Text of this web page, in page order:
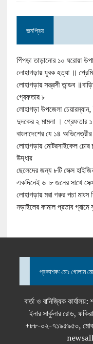
জনপ্রিয়
পিঁপড়া তাড়ানোর ১০ ঘরোয়া
লোহাগড়ায় যুবক হত্যা ॥
লোহাগড়ায় সন্ত্রসী তান্ডব
গ্রেফতার ৮
লোহাগড়া উপজেলা
দুদকের ২ মামলা । গ্রেফতার ১
বাংলাদেশের যে ১৪
লোহাগড়ায় মোটরসাইকেল
উদ্ধার
ছেলেদের জন্য ৮টি সেক্স
একদিনেই ৬-৮ জনের সাথে
লোহাগড়ায় মরা গরুর পচা
নড়াইলের কামাল প্রতাব
প্রকাশক: মোঃ গোলাম
বার্তা ও বানিজ্যিক
ইনার সার্কুলার রোড,
+৮৮-০২-৭১৯৫৯৫০,